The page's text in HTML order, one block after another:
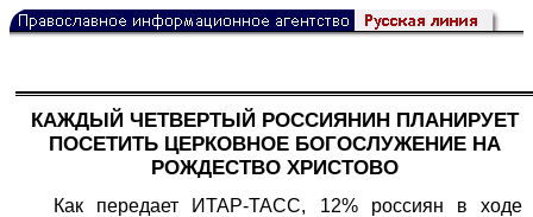
КАЖДЫЙ ЧЕТВЕРТЫЙ РОССИЯНИН ПЛАНИРУЕТ
ПОСЕТИТЬ ЦЕРКОВНОЕ БОГОСЛУЖЕНИЕ НА
РОЖДЕСТВО ХРИСТОВО
Как передает ИТАР-ТАСС, 12% россиян в ходе